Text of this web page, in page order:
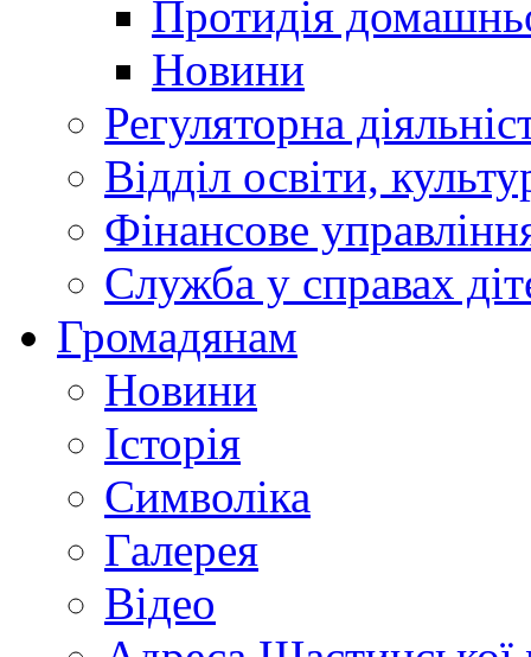
Протидія
Новини
Регуляторна
Відділ освіти,
Фінансове
Служба у справах
Громадянам
Новини
Історія
Символіка
Галерея
Відео